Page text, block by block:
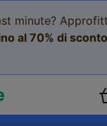
minute?
al 70% di sconto